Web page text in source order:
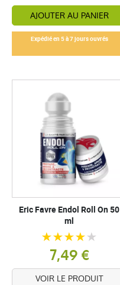
AJOUTER AU PANIER
Expédié en 5 à 7 jours ouvrés
Eric Favre Endol Roll On 50
ml
7,49 €
VOIR LE PRODUIT